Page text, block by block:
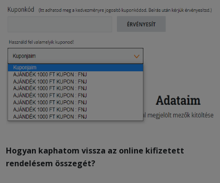
Hogyan kaphatom vissza az online kifizetett
rendelésem összegét?